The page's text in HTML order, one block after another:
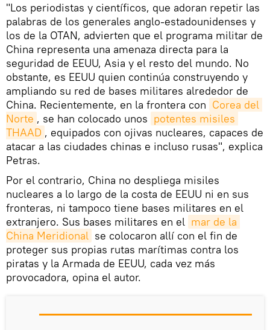
"Los periodistas y científicos, que adoran repetir las
palabras de los generales anglo-estadounidenses y
los de la OTAN, advierten que el programa militar de
China representa una amenaza directa para la
seguridad de EEUU, Asia y el resto del mundo. No
obstante, es EEUU quien continúa construyendo y
ampliando su red de bases militares alrededor de
China. Recientemente, en la frontera con Corea del
Norte , se han colocado unos potentes misiles
THAAD , equipados con ojivas nucleares, capaces de
atacar a las ciudades chinas e incluso rusas", explica
Petras.
Por el contrario, China no despliega misiles
nucleares a lo largo de la costa de EEUU ni en sus
fronteras, ni tampoco tiene bases militares en el
extranjero. Sus bases militares en el mar de la
China Meridional se colocaron allí con el fin de
proteger sus propias rutas marítimas contra los
piratas y la Armada de EEUU, cada vez más
provocadora, opina el autor.